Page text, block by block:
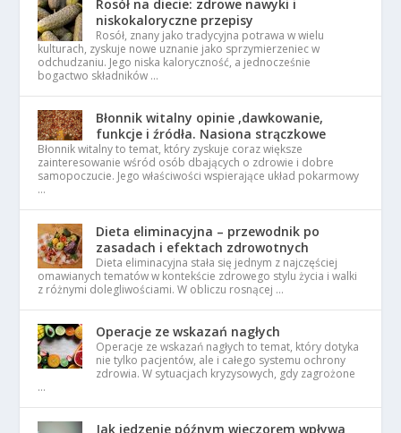
Rosół na diecie: zdrowe nawyki i
niskokaloryczne przepisy
Rosół, znany jako tradycyjna potrawa w wielu
kulturach, zyskuje nowe uznanie jako sprzymierzeniec w
odchudzaniu. Jego niska kaloryczność, a jednocześnie
bogactwo składników …
Błonnik witalny opinie ,dawkowanie,
funkcje i źródła. Nasiona strączkowe
Błonnik witalny to temat, który zyskuje coraz większe
zainteresowanie wśród osób dbających o zdrowie i dobre
samopoczucie. Jego właściwości wspierające układ pokarmowy
…
Dieta eliminacyjna – przewodnik po
zasadach i efektach zdrowotnych
Dieta eliminacyjna stała się jednym z najczęściej
omawianych tematów w kontekście zdrowego stylu życia i walki
z różnymi dolegliwościami. W obliczu rosnącej …
Operacje ze wskazań nagłych
Operacje ze wskazań nagłych to temat, który dotyka
nie tylko pacjentów, ale i całego systemu ochrony
zdrowia. W sytuacjach kryzysowych, gdy zagrożone
…
Jak jedzenie późnym wieczorem wpływa